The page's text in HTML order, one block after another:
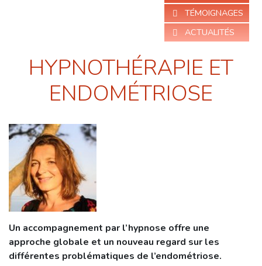
TÉMOIGNAGES
ACTUALITÉS
HYPNOTHÉRAPIE ET
ENDOMÉTRIOSE
Un accompagnement par l’hypnose offre une
approche globale et un nouveau regard sur les
différentes problématiques de l’endométriose.